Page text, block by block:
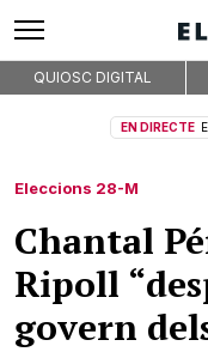
QUIOSC DIGITAL
EN DIRECTE
Eleccions 28-M
Chantal
Ripoll
govern